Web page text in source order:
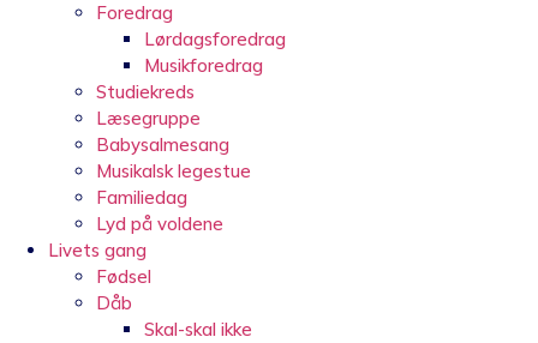
Foredrag
Lørdagsforedrag
Musikforedrag
Studiekreds
Læsegruppe
Babysalmesang
Musikalsk legestue
Familiedag
Lyd på voldene
Livets gang
Fødsel
Dåb
Skal-skal ikke